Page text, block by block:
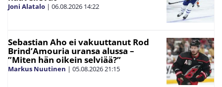
Joni Alatalo | 06.08.2026 14:22
Sebastian Aho ei vakuuttanut Rod
Brind’Amouria uransa alussa –
”Miten hän oikein selviää?”
Markus Nuutinen | 05.08.202621:15